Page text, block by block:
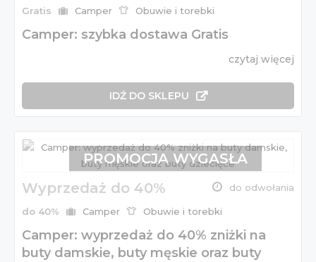
Gratis Camper Obuwie i torebki
Camper: szybka dostawa Gratis
czytaj więcej
IDŹ DO SKLEPU
Wyprzedaż do 40% do odwołania
do 40% Camper Obuwie i torebki
Camper: wyprzedaż do 40% zniżki na
buty damskie, buty męskie oraz buty
PROMOCJA WYGASŁA